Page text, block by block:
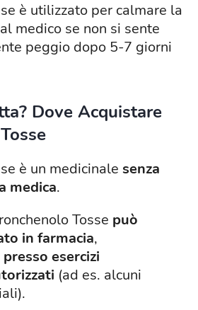
è utilizzato per calmare la
medico se non si sente
peggio dopo 5-7 giorni
Dove Acquistare
è un medicinale senza
medica.
Tosse può
in farmacia,
presso esercizi
(ad es. alcuni